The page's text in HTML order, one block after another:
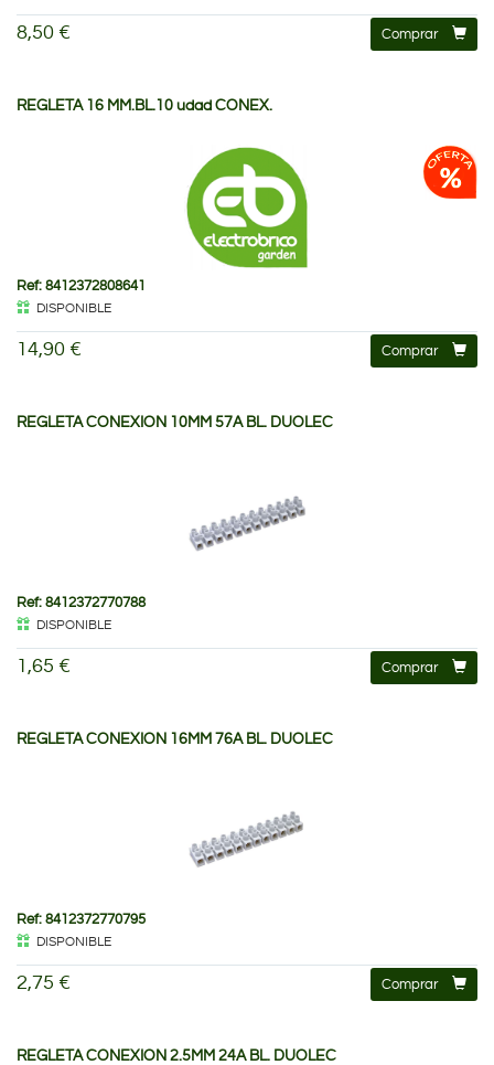
8,50 € Comprar
REGLETA 16 MM.BL.10 udad CONEX.
Ref: 8412372808641
DISPONIBLE
14,90 € Comprar
REGLETA CONEXION 10MM 57A BL. DUOLEC
Ref: 8412372770788
DISPONIBLE
1,65 € Comprar
REGLETA CONEXION 16MM 76A BL. DUOLEC
Ref: 8412372770795
DISPONIBLE
2,75 € Comprar
REGLETA CONEXION 2.5MM 24A BL. DUOLEC